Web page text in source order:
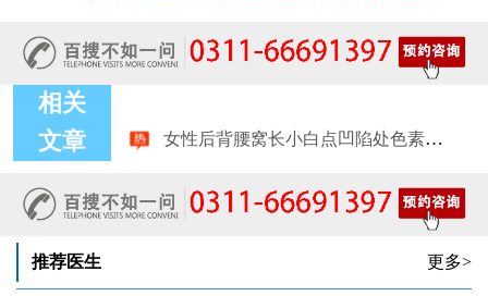
相关
文章
女生脚踝骨节凸起处长白斑 脱色原因与应对方法
女性全身零星长浅白点多处小块白斑是什么
女性手指关节长小白块指关节发白会不会扩
女生腰窝长白斑凹陷脱色 警惕白癜风迹象
推荐医生 更多>